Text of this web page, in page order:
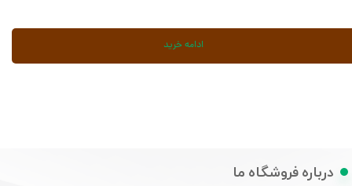
ادامه خرید
درباره فروشگاه ما